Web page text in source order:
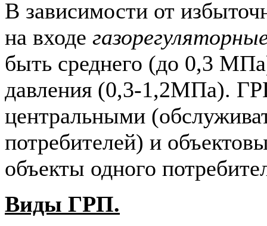
В зависимости от
на входе
быть среднего (до 0,3
давления (0,3-1,2МПа).
центральными
потребителей) и
объекты одного
Виды ГРП.